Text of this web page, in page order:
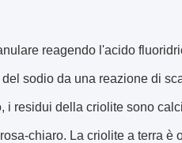
reagendo l'acido
sodio da una reazione di
i residui della criolite sono
chiaro. La criolite a terra